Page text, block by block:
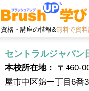
資格・講座の情報&無料で資
セントラルジャパン
本校所在地：
〒460-
屋市中区錦一丁目6番